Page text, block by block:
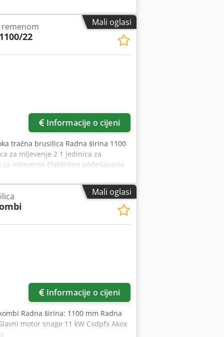
750 W, potreba za zrakom:
finoće brušenja i upravljanje
> Širina brušenja 1100 mm >
na izlaznom dijelu stroja >
može se precizno podesiti na
0,1 - 10 m/min
Mali oglasi
remenom
22
Informacije o cijeni
tračna brusilica Radna širina 1100
za mljevenje 2 1 jedinica za
mljevenje Električno podešavanje
bez tehničke pripreme. Mogućnost
Mali oglasi
Informacije o cijeni
Radna širina: 1100 mm Radna
motor snage 11 kW Csdpfx Akox